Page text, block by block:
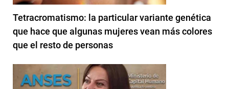
Tetracromatismo: la particular variante genética
que hace que algunas mujeres vean más colores
que el resto de personas